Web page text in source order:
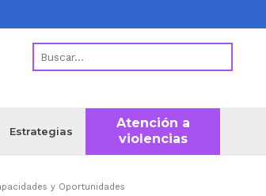
Estrategias
Atención a
violencias
y Oportunidades